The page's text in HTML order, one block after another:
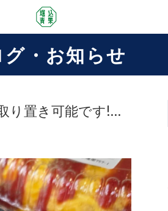
グ・お知らせ
り置き可能です!…